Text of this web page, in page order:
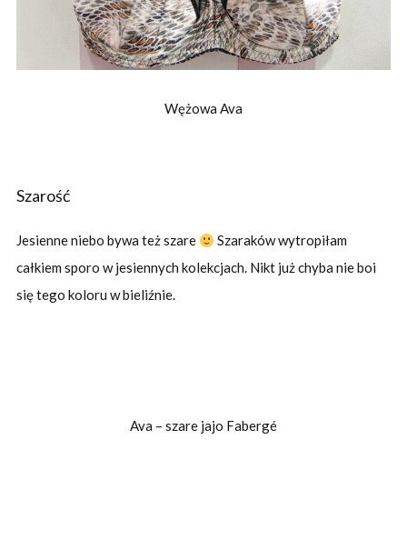
Wężowa Ava
Szarość
Jesienne niebo bywa też szare
Szaraków wytropiłam
całkiem sporo w jesiennych kolekcjach. Nikt już chyba nie boi
się tego koloru w bieliźnie.
Ava – szare jajo Fabergé